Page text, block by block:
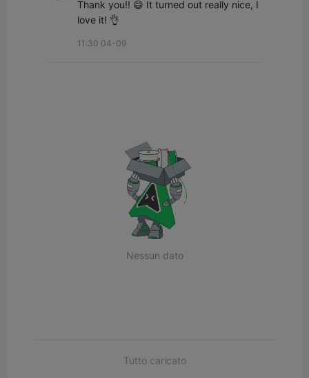
Thank you!! 😄 It turned out really nice, I
love it! 👌
11:30 04-09
Nessun dato
Tutto caricato